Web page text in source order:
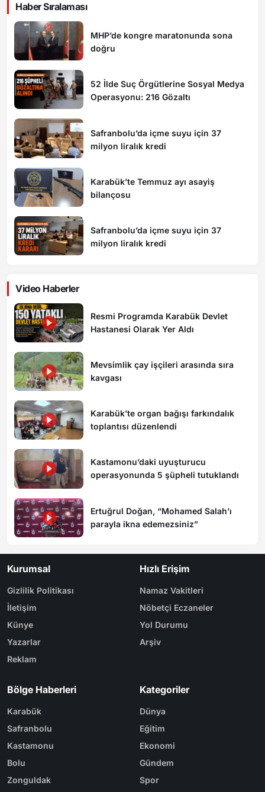
Haber Sıralaması
MHP’de kongre maratonunda sona
doğru
52 İlde Suç Örgütlerine Sosyal Medya
Operasyonu: 216 Gözaltı
Safranbolu’da içme suyu için 37
milyon liralık kredi
Karabük’te Temmuz ayı asayiş
bilançosu
Safranbolu’da içme suyu için 37
milyon liralık kredi
Video Haberler
Resmi Programda Karabük Devlet
Hastanesi Olarak Yer Aldı
Mevsimlik çay işçileri arasında sıra
kavgası
Karabük’te organ bağışı farkındalık
toplantısı düzenlendi
Kastamonu’daki uyuşturucu
operasyonunda 5 şüpheli tutuklandı
Ertuğrul Doğan, “Mohamed Salah’ı
parayla ikna edemezsiniz”
Kurumsal
Gizlilik Politikası
İletişim
Künye
Yazarlar
Reklam
Hızlı Erişim
Namaz Vakitleri
Nöbetçi Eczaneler
Yol Durumu
Arşiv
Bölge Haberleri
Karabük
Safranbolu
Kastamonu
Bolu
Zonguldak
Kategoriler
Dünya
Eğitim
Ekonomi
Gündem
Spor